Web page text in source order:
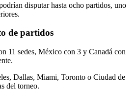
disputar hasta ocho partidos, uno
de partidos
11 sedes, México con 3 y Canadá con
Dallas, Miami, Toronto o Ciudad de
del torneo.